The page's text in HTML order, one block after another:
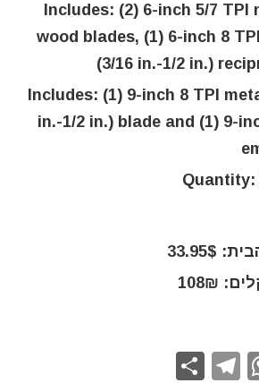
Includes: (2) 6-inch 5/7 TPI
wood blades, (1) 6-inch 8
(3/16 in.-1/2 in.)
Includes: (1) 9-inch 8 TPI
in.-1/2 in.) blade and (1) 9-
Quantity:
108₪
W
T